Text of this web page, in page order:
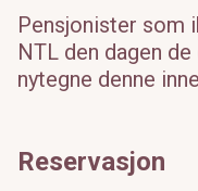
Pensjonister som
NTL den dagen
nytegne denne
Reservasjon